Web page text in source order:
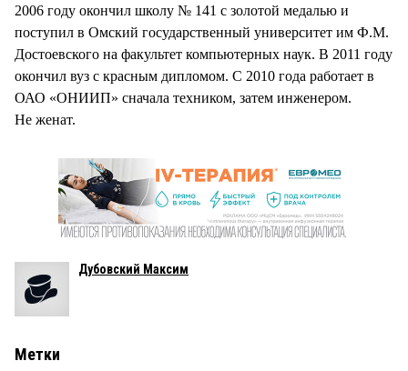
2006 году окончил школу № 141 с золотой медалью и
поступил в Омский государственный университет им Ф.М.
Достоевского на факультет компьютерных наук. В 2011 году
окончил вуз с красным дипломом. С 2010 года работает в
ОАО «ОНИИП» сначала техником, затем инженером.
Не женат.
Дубовский Максим
Метки